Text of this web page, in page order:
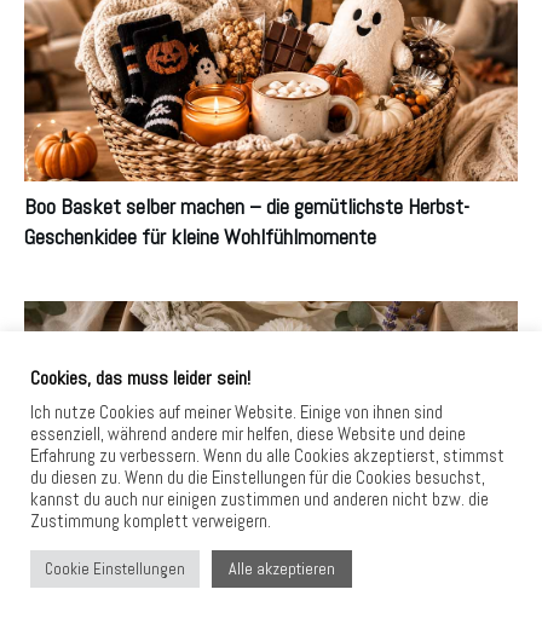
Boo Basket selber machen – die gemütlichste Herbst-
Geschenkidee für kleine Wohlfühlmomente
DIY-Geschenkidee mit Herz: Selbstgenähtes Duftsäckchen
mit Duftsteinen
Cookies, das muss leider sein!
Ich nutze Cookies auf meiner Website. Einige von ihnen sind
essenziell, während andere mir helfen, diese Website und deine
Erfahrung zu verbessern. Wenn du alle Cookies akzeptierst, stimmst
du diesen zu. Wenn du die Einstellungen für die Cookies besuchst,
kannst du auch nur einigen zustimmen und anderen nicht bzw. die
Zustimmung komplett verweigern.
Cookie Einstellungen Alle akzeptieren